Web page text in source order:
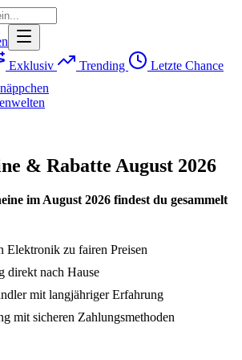
Exklusiv Trending
Letzte Chance
& Rabatte August 2026
im August 2026 findest du gesammelt
Elektronik zu fairen Preisen
direkt nach Hause
mit langjähriger Erfahrung
mit sicheren Zahlungsmethoden